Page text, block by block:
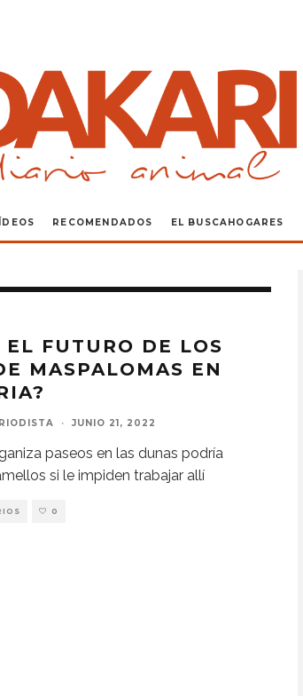
RECOMENDADOS EL BUSCAHOGARES
EL FUTURO DE LOS
MASPALOMAS EN
· JUNIO 21, 2022
paseos en las dunas podría
si le impiden trabajar allí
0